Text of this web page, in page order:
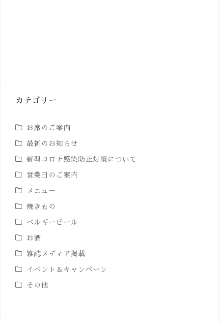
カテゴリー
お席のご案内
最新のお知らせ
新型コロナ感染防止対策について
営業日のご案内
メニュー
焼きもの
ベルギービール
お酒
雑誌メディア掲載
イベント＆キャンペーン
その他